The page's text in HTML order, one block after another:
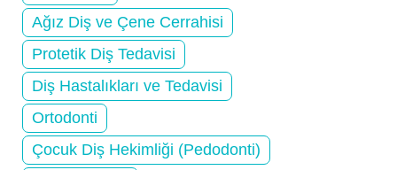
Ağız Diş ve Çene Cerrahisi
Protetik Diş Tedavisi
Diş Hastalıkları ve Tedavisi
Ortodonti
Çocuk Diş Hekimliği (Pedodonti)